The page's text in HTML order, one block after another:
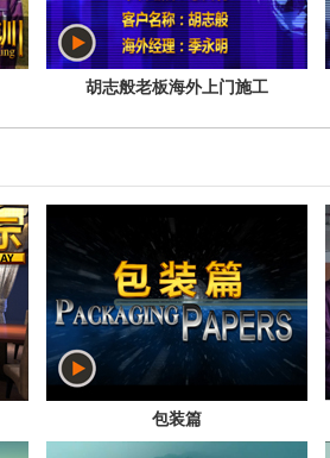
胡志般老板海外上门施工
包装篇